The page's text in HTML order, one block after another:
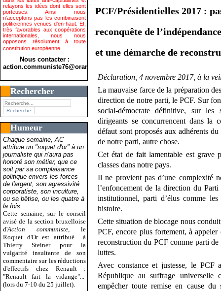
relayons les idées dont elles sont
porteuses. Ainsi, nous
n'acceptons pas les combinaisont
politiciennes venues d'en-haut. Et,
très favorables aux coopérations
internationales, nous nous
opposons résolument à toute
constitution européenne.
Nous contacter :
action.communiste76@orange.fr>
Rechercher
Humeur
Chaque semaine, AC
attribue un "roquet d'or" à un
journaliste qui n'aura pas
honoré son métier, que ce
soit par sa complaisance
politique envers les forces
de l'argent, son agressivité
corporatiste, son inculture,
ou sa bêtise, ou les quatre à
la fois.
Cette semaine, sur le conseil
avisé de la section bruxelloise
d'Action communiste , le
Roquet d'Or est attribué
à
Thierry Steiner pour la
vulgarité insultante de son
commentaire sur les réductions
d'effectifs chez Renault :
"Renault fait la vidange"...
(lors du 7-10 du 25 juillet).
PCF/Présidentielles 2017 :
reconquête de
et une démarche de
Déclaration, 4 novembre 2017, à la
La mauvaise farce de la préparation
direction de notre parti, le PCF. Sur
social-démocrate définitive, sur les
dirigeants se concurrencent dans la
défaut sont proposés aux adhérents
de notre parti, autre chose.
Cet état de fait lamentable est grave
classes dans notre pays.
Il ne provient pas d’une complexité
l’enfoncement de la direction du
institutionnel, parti d’élus comme
histoire.
Cette situation de blocage nous
PCF, encore plus fortement, à
reconstruction du PCF comme parti
luttes.
Avec constance et justesse, le PCF
République au suffrage universelle
empêcher toute remise en cause